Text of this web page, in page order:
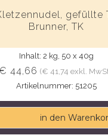
gefüllte
Brunner, TK
Inhalt: 2 kg, 50 x 40g
44,66 (€ 41,74 exkl.
Artikelnummer: 51205
in den